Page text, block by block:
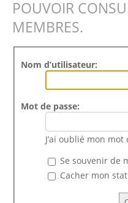
POUVOIR
MEMBRES.
Nom d’utilisateur:
Mot de passe:
J’ai oublié mon mot
Se souvenir de
Cacher mon